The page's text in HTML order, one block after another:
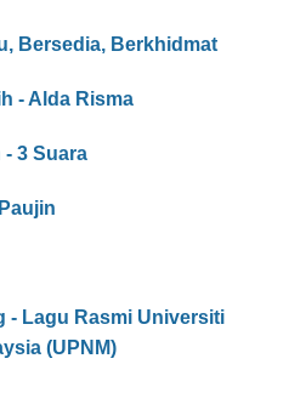
Bersedia, Berkhidmat
- Alda Risma
3 Suara
- Lagu Rasmi Universiti
(UPNM)